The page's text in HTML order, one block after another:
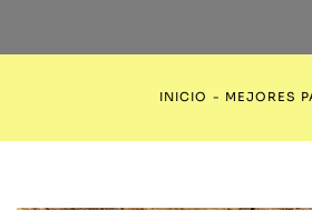
INICIO - MEJORES